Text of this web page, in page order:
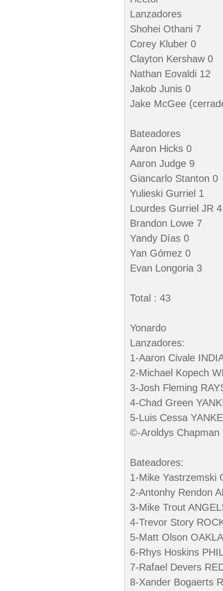
Lanzadores
Shohei Othani 7
Corey Kluber 0
Clayton Kershaw 0
Nathan Eovaldi 12
Jakob Junis 0
Jake McGee
Bateadores
Aaron Hicks 0
Aaron Judge 9
Giancarlo Stanton 0
Yulieski Gurriel 1
Lourdes Gurriel JR 4
Brandon Lowe 7
Yandy Días 0
Yan Gómez 0
Evan Longoria 3
Total : 43
Yonardo
Lanzadores:
1-Aaron Civale
2-Michael Kopech
3-Josh Fleming
4-Chad Green
5-Luis Cessa
©-Aroldys Chapman
Bateadores:
1-Mike Yastrzemski
2-Antonhy Rendon
3-Mike Trout
4-Trevor Story
5-Matt Olson
6-Rhys Hoskins
7-Rafael Devers
8-Xander Bogaerts